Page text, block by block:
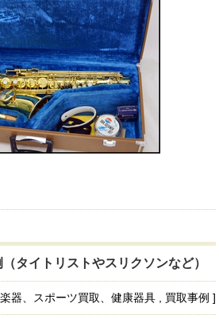
タイトリストやスリクソンなど）
器、スポーツ買取、健康器具 , 買取事例 ]